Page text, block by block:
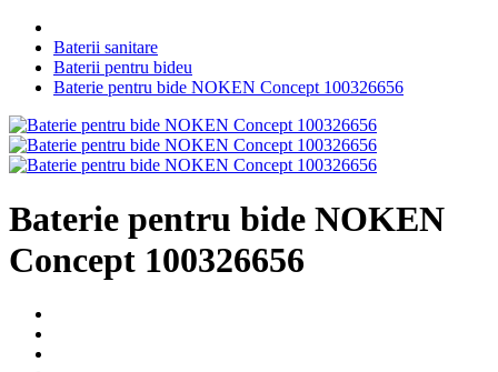
Baterii sanitare
Baterii pentru bideu
Baterie pentru bide NOKEN Concept 100326656
Baterie pentru bide NOKEN
Concept 100326656